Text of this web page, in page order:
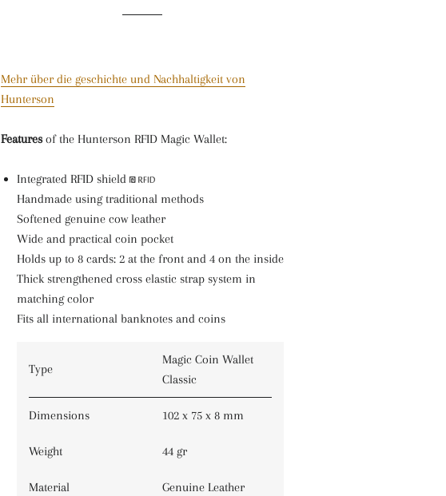
Mehr über die geschichte und Nachhaltigkeit von
Hunterson
Featuresof the Hunterson RFID Magic Wallet:
Integrated RFID shield
Handmade using traditional methods
Softened genuine cow leather
Wide and practical coin pocket
Holds up to 8 cards: 2 at the front and 4 on the inside
Thick strengthened cross elastic strap system in
matching color
Fits all international banknotes and coins
Type
Magic Coin Wallet
Classic
Dimensions 102 x 75 x 8 mm
Weight 44 gr
Material Genuine Leather